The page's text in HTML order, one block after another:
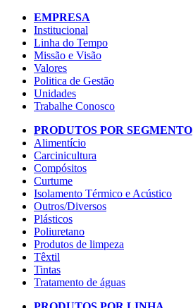
EMPRESA
Institucional
Linha do Tempo
Missão e Visão
Valores
Politica de Gestão
Unidades
Trabalhe Conosco
PRODUTOS POR SEGMENTO
Alimentício
Carcinicultura
Compósitos
Curtume
Isolamento Térmico e Acústico
Outros/Diversos
Plásticos
Poliuretano
Produtos de limpeza
Têxtil
Tintas
Tratamento de águas